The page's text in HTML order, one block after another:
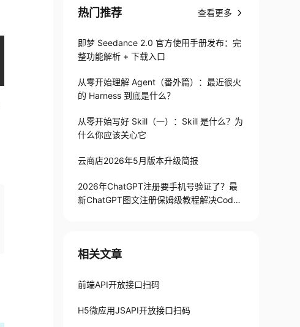
热门推荐 查看更多
即梦 Seedance 2.0 官方使用手册发布：完
整功能解析 + 下载入口
从零开始理解 Agent（番外篇）：最近很火
的 Harness 到底是什么？
从零开始写好 Skill（一）：Skill 是什么？为
什么你应该关心它
云商店2026年5月版本升级简报
2026年ChatGPT注册要手机号验证了？最
新ChatGPT图文注册保姆级教程解决Codex
相关文章
前端API开放接口扫码
H5微应用JSAPI开放接口扫码